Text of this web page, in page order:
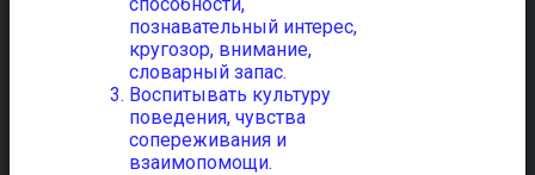
познавательный интерес,
кругозор, внимание,
словарный запас.
Воспитывать культуру
поведения, чувства
сопереживания и
взаимопомощи.